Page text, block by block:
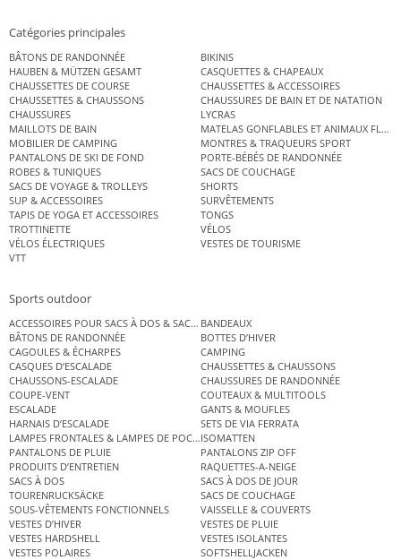
Catégories principales
BÂTONS DE RANDONNÉE
BIKINIS
HAUBEN & MÜTZEN GESAMT
CASQUETTES & CHAPEAUX
CHAUSSETTES DE COURSE
CHAUSSETTES & ACCESSOIRES
CHAUSSETTES & CHAUSSONS
CHAUSSURES DE BAIN ET DE NATATION
CHAUSSURES
LYCRAS
MAILLOTS DE BAIN
MATELAS GONFLABLES ET ANIMAUX
MOBILIER DE CAMPING
MONTRES & TRAQUEURS SPORT
PANTALONS DE SKI DE FOND
PORTE-BÉBÉS DE RANDONNÉE
ROBES & TUNIQUES
SACS DE COUCHAGE
SACS DE VOYAGE & TROLLEYS
SHORTS
SUP & ACCESSOIRES
SURVÊTEMENTS
TAPIS DE YOGA ET ACCESSOIRES
TONGS
TROTTINETTE
VÉLOS
VÉLOS ÉLECTRIQUES
VESTES DE TOURISME
VTT
Sports outdoor
ACCESSOIRES POUR SACS À DOS & SACS ÉTANCHES
BANDEAUX
BÂTONS DE RANDONNÉE
BOTTES D’HIVER
CAGOULES & ÉCHARPES
CAMPING
CASQUES D’ESCALADE
CHAUSSETTES & CHAUSSONS
CHAUSSONS-ESCALADE
CHAUSSURES DE RANDONNÉE
COUPE-VENT
COUTEAUX & MULTITOOLS
ESCALADE
GANTS & MOUFLES
HARNAIS D’ESCALADE
SETS DE VIA FERRATA
LAMPES FRONTALES & LAMPES DE POCHEISOMATTEN
PANTALONS DE PLUIE
PANTALONS ZIP OFF
PRODUITS D’ENTRETIEN
RAQUETTES-A-NEIGE
SACS À DOS
SACS À DOS DE JOUR
TOURENRUCKSÄCKE
SACS DE COUCHAGE
SOUS-VÊTEMENTS FONCTIONNELS
VAISSELLE & COUVERTS
VESTES D’HIVER
VESTES DE PLUIE
VESTES HARDSHELL
VESTES ISOLANTES
VESTES POLAIRES
SOFTSHELLJACKEN